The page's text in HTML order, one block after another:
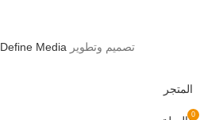
تصميم وتطوير Define Media
المتجر
0